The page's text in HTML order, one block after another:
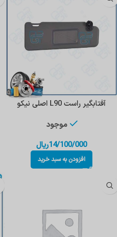
آفتابگیر راست L90 اصلی نیکو
موجود
14/100/000ریال
افزودن به سبد خرید